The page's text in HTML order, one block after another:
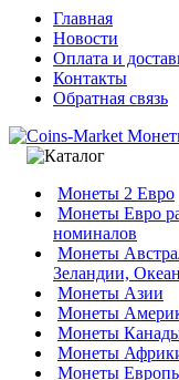
Главная
Новости
Оплата и
Контакты
Обратная связь
Монеты 2 Евро
Монеты Евро
номиналов
Монеты
Зеландии,
Монеты Азии
Монеты
Монеты
Монеты
Монеты